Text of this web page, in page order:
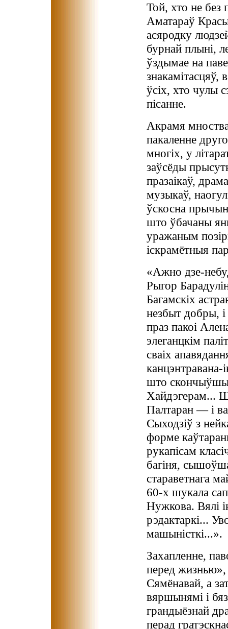
Той, хто не без
Аматараў
асяродку
бурнай плыні,
ўздымае на
знакамітасцяў,
ўсіх, хто чулы
пісанне.
Акрамя
пакаленне
многіх, у
заўсёды
празаікаў,
музыкаў,
ўскосна
што ўбачаны
уражаным
іскрамётныя
«Ажно дзе-
Рыгор
Багамскіх
незбыт добры, і
праз пакоі
элеганцкім
сваіх
канцэнтравана-
што скончыўшы
Хайдэгерам...
Палтаран — і
Сыходзіў з
форме
рукапісам
багіня,
стараветнага
60-х шукала
Нужкова. Вялі
рэдактаркі...
машыністкі...».
Захапленне,
перед жизнью»,
Сямёнавай, а
вяршынямі і
грандыёзнай
перад